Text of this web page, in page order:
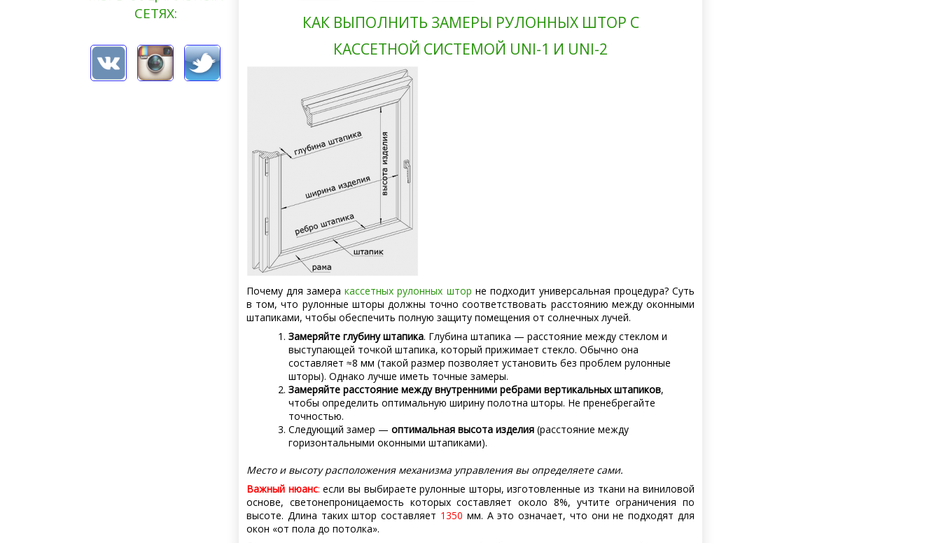
СЕТЯХ:
КАК ВЫПОЛНИТЬ ЗАМЕРЫ РУЛОННЫХ ШТОР С
КАССЕТНОЙ СИСТЕМОЙ UNI-1 И UNI-2
Почему для замеракассетных рулонных штор не подходит универсальная процедура? Суть
в том, что рулонные шторы должны точно соответствовать расстоянию между оконными
штапиками, чтобы обеспечить полную защиту помещения от солнечных лучей.
Замеряйте глубину штапика. Глубина штапика — расстояние между стеклом и
выступающей точкой штапика, который прижимает стекло. Обычно она
составляет ≈8 мм (такой размер позволяет установить без проблем рулонные
шторы). Однако лучше иметь точные замеры.
Замеряйте расстояние между внутренними ребрами вертикальных штапиков,
чтобы определить оптимальную ширину полотна шторы. Не пренебрегайте
точностью.
Следующий замер — оптимальная высота изделия (расстояние между
горизонтальными оконными штапиками).
Место и высоту расположения механизма управления вы определяете сами.
Важный нюанс: если вы выбираете рулонные шторы, изготовленные из ткани на виниловой
основе, светонепроницаемость которых составляет около 8%, учтите ограничения по
высоте. Длина таких штор составляет 1350 мм. А это означает, что они не подходят для
окон «от пола до потолка».